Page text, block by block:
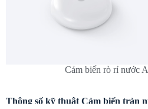
Cảm biến rò rỉ nước
Thông số kỹ thuật Cảm biến tràn